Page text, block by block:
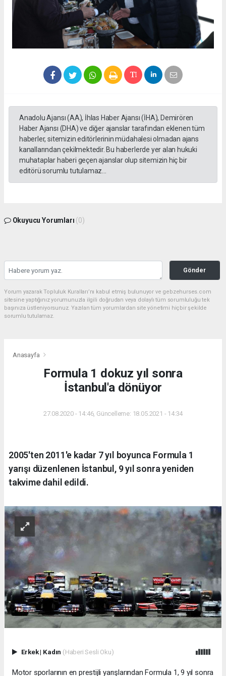
Anadolu Ajansı (AA), İhlas Haber Ajansı (İHA), Demirören
Haber Ajansı (DHA) ve diğer ajanslar tarafından eklenen tüm
haberler, sitemizin editörlerinin müdahalesi olmadan ajans
kanallarından çekilmektedir. Bu haberlerde yer alan hukuki
muhataplar haberi geçen ajanslar olup sitemizin hiç bir
editörü sorumlu tutulamaz...
Okuyucu Yorumları (0)
Gönder
Yorum yazarak Topluluk Kuralları’nı kabul etmiş bulunuyor ve gebzehurses.com
sitesine yaptığınız yorumunuzla ilgili doğrudan veya dolaylı tüm sorumluluğu tek
başınıza üstleniyorsunuz. Yazılan tüm yorumlardan site yönetimi hiçbir şekilde
sorumlu tutulamaz.
Anasayfa
Formula 1 dokuz yıl sonra
İstanbul'a dönüyor
27.08.2020 - 14:46, Güncelleme: 18.05.2021 - 14:34
2005'ten 2011'e kadar 7 yıl boyunca Formula 1
yarışı düzenlenen İstanbul, 9 yıl sonra yeniden
takvime dahil edildi.
Erkek| Kadın (Haberi Sesli Oku)
Motor sporlarının en prestijli yarışlarından Formula 1, 9 yıl sonra